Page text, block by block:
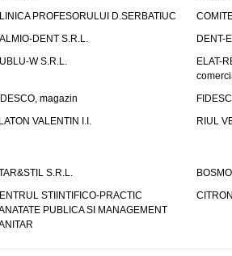
PROFESORULUI D.SERBATIUC
DENT S.R.L.
DENT-
W S.R.L.
ELAT-
magazin
VALENTIN I.I.
RIUL
S.R.L.
STIINTIFICO-PRACTIC
PUBLICA SI MANAGEMENT